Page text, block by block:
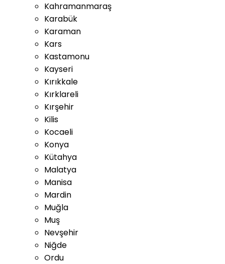
Kahramanmaraş
Karabük
Karaman
Kars
Kastamonu
Kayseri
Kırıkkale
Kırklareli
Kırşehir
Kilis
Kocaeli
Konya
Kütahya
Malatya
Manisa
Mardin
Muğla
Muş
Nevşehir
Niğde
Ordu